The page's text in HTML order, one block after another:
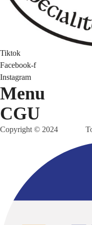
Tiktok
Facebook-f
Instagram
Menu
CGU
Copyright © 2024